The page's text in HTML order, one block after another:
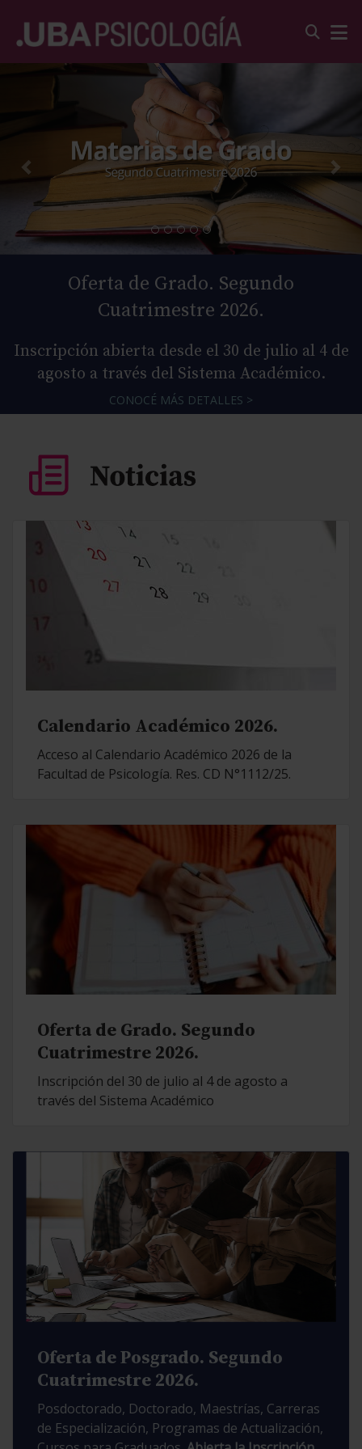
Oferta de Grado. Segundo
Cuatrimestre 2026.
Inscripción abierta desde el 30 de julio al 4 de
agosto a través del Sistema Académico.
CONOCÉ MÁS DETALLES >
Calendario Académico 2026.
Acceso al Calendario Académico 2026 de la
Facultad de Psicología. Res. CD N°1112/25.
Oferta de Grado. Segundo
Cuatrimestre 2026.
Inscripción del 30 de julio al 4 de agosto a
través del Sistema Académico
Oferta de Posgrado. Segundo
Cuatrimestre 2026.
Posdoctorado, Doctorado, Maestrías, Carreras
de Especialización, Programas de Actualización,